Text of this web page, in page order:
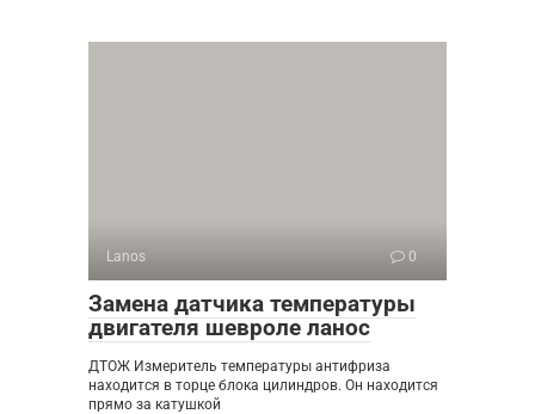
Lanos 0
Замена датчика температуры
двигателя шевроле ланос
ДТОЖ Измеритель температуры антифриза
находится в торце блока цилиндров. Он находится
прямо за катушкой